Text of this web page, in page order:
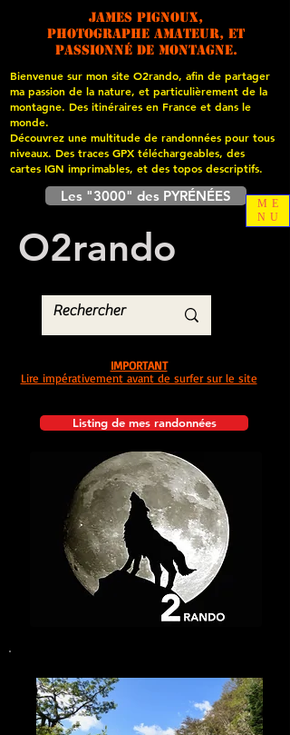
James PIGNOUX,
photographe amateur, et
passionné de montagne.
Bienvenue sur mon site O2rando, afin de partager
ma passion de la nature, et particulièrement de la
montagne. Des itinéraires en France et dans le
monde.
Découvrez une multitude de randonnées pour tous
niveaux. Des traces GPX téléchargeables, des
cartes IGN imprimables, et des topos descriptifs.
Les "3000" des PYRÉNÉES
O2rando
Listing de mes randonnées
IMPORTANT
Lire impérativement avant de surfer sur le site
ME
NU